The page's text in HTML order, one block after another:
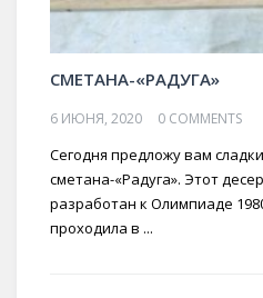
СМЕТАНА-«РАДУГА»
6 ИЮНЯ, 2020 0 COMMENTS
Сегодня предложу вам
сметана-«Радуга». Этот
разработан к Олимпиаде
проходила в ...